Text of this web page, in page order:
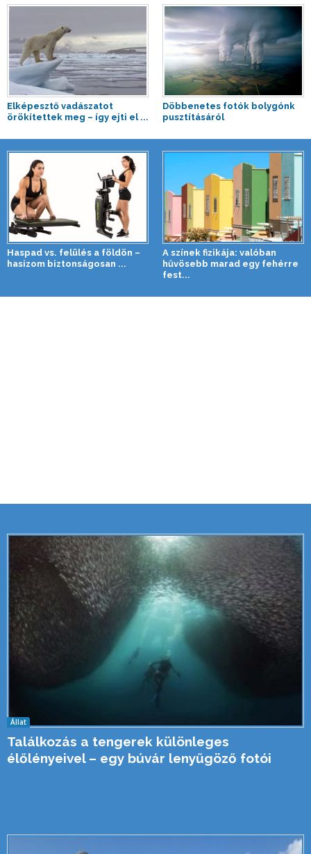
Elképesztő vadászatot
örökítettek meg – így ejti el ...
Döbbenetes fotók bolygónk
pusztításáról
Haspad vs. felülés a földön –
hasizom biztonságosan ...
A színek fizikája: valóban
hűvösebb marad egy fehérre
fest...
Állat
Találkozás a tengerek különleges
élőlényeivel – egy búvár lenyűgöző fotói